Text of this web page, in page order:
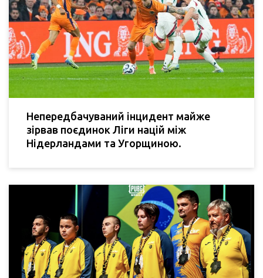
Непередбачуваний інцидент майже
зірвав поєдинок Ліги націй між
Нідерландами та Угорщиною.